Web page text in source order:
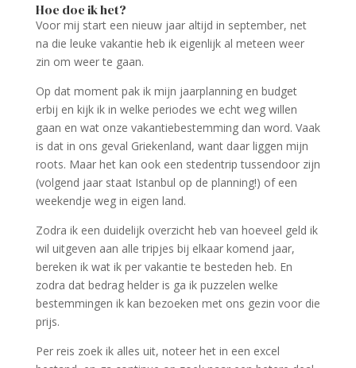
Hoe doe ik het?
Voor mij start een nieuw jaar altijd in september, net
na die leuke vakantie heb ik eigenlijk al meteen weer
zin om weer te gaan.
Op dat moment pak ik mijn jaarplanning en budget
erbij en kijk ik in welke periodes we echt weg willen
gaan en wat onze vakantiebestemming dan word. Vaak
is dat in ons geval Griekenland, want daar liggen mijn
roots. Maar het kan ook een stedentrip tussendoor zijn
(volgend jaar staat Istanbul op de planning!) of een
weekendje weg in eigen land.
Zodra ik een duidelijk overzicht heb van hoeveel geld ik
wil uitgeven aan alle tripjes bij elkaar komend jaar,
bereken ik wat ik per vakantie te besteden heb. En
zodra dat bedrag helder is ga ik puzzelen welke
bestemmingen ik kan bezoeken met ons gezin voor die
prijs.
Per reis zoek ik alles uit, noteer het in een excel